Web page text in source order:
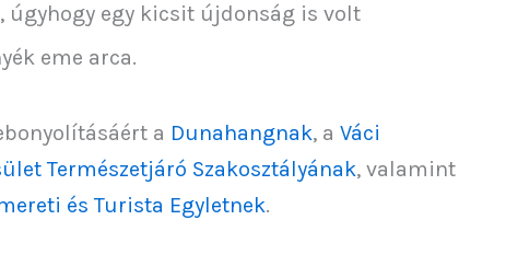
úgyhogy egy kicsit újdonság is volt
eme arca.
a Dunahangnak, aVáci
Természetjáró Szakosztályának, valamint
és Turista Egyletnek.